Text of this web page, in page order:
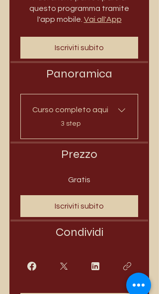
questo programma tramite
l'app mobile. Vai all'App
Iscriviti subito
Panoramica
Curso completo aqui
.
3 step
Prezzo
Gratis
Iscriviti subito
Condividi